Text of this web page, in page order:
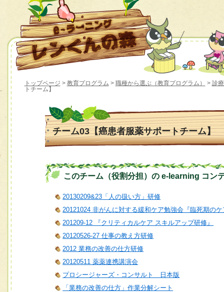
トップページ > 教育プログラム > 職種から選ぶ（教育プログラム） > 診
トチーム】
チーム03【癌患者服薬サポートチーム】
このチーム（役割分担）の e-learning コン
20130209&23「人の扱い方」研修
20121024 非がんに対する緩和ケア勉強会『臨死期の
201209-12 『クリティカルケア スキルアップ研修』
20120526-27 仕事の教え方研修
2012 業務の改善の仕方研修
20120511 薬薬連携講演会
プロシージャーズ・コンサルト 日本版
「業務の改善の仕方」作業分解シート